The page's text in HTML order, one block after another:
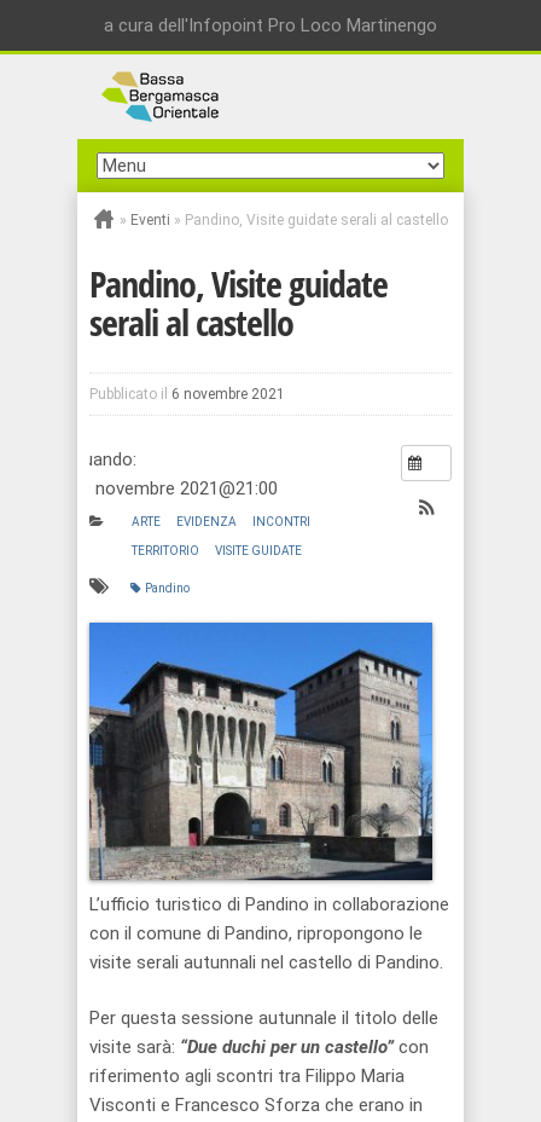
a cura dell'Infopoint Pro Loco Martinengo
» Eventi » Pandino, Visite guidate serali al castello
Pandino, Visite guidate
serali al castello
Pubblicato il 6 novembre 2021
Quando:
19 novembre 2021@21:00
ARTE EVIDENZA INCONTRI
TERRITORIO VISITE GUIDATE
Pandino
L’ufficio turistico di Pandino in collaborazione
con il comune di Pandino, ripropongono le
visite serali autunnali nel castello di Pandino.
Per questa sessione autunnale il titolo delle
visite sarà: “Due duchi per un castello”con
riferimento agli scontri tra Filippo Maria
Visconti e Francesco Sforza che erano in